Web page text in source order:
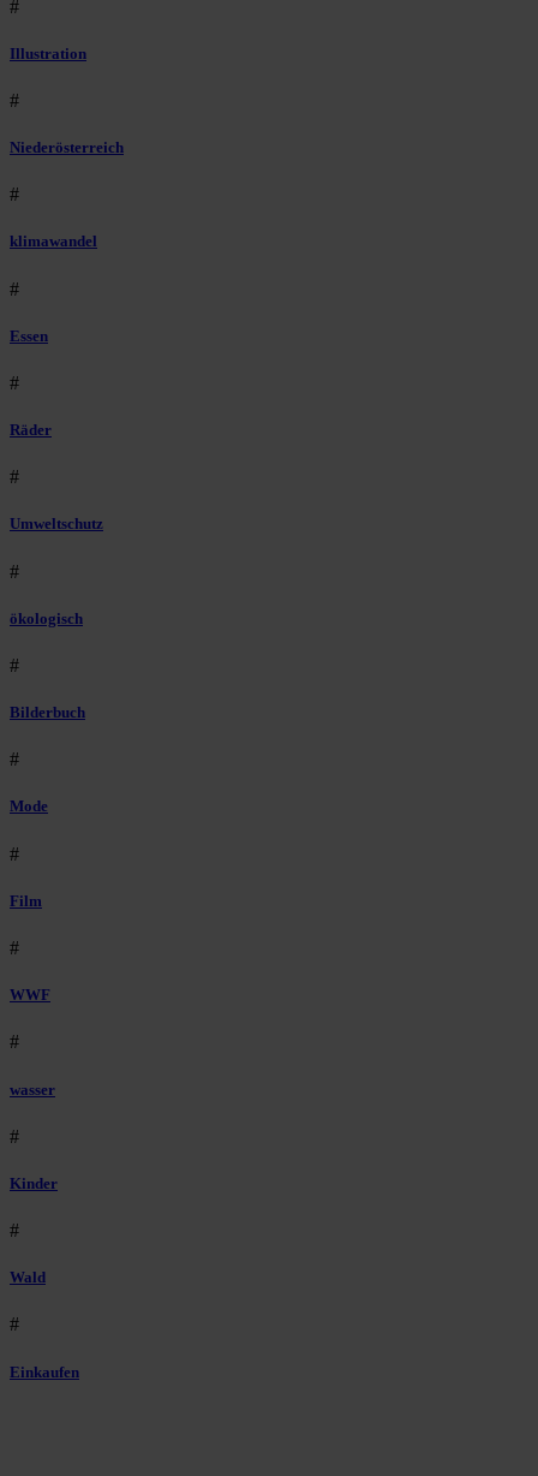
#
Illustration
#
Niederösterreich
#
klimawandel
#
Essen
#
Räder
#
Umweltschutz
#
ökologisch
#
Bilderbuch
#
Mode
#
Film
#
WWF
#
wasser
#
Kinder
#
Wald
#
Einkaufen